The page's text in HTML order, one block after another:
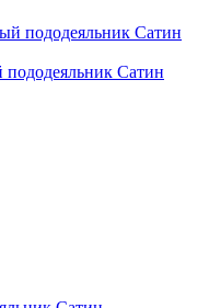
Сатин